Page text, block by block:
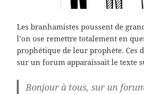
Les branhamistes poussent de
l’on ose remettre totalement en
prophétique de leur prophète. Ces
sur un forum apparaissait le texte
Bonjour à tous, sur un